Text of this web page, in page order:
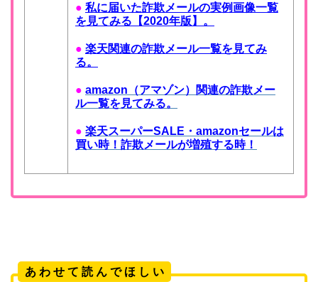
● 私に届いた詐欺メールの実例画像一覧
を見てみる【2020年版】。
● 楽天関連の詐欺メール一覧を見てみ
る。
● amazon（アマゾン）関連の詐欺メー
ル一覧を見てみる。
● 楽天スーパーSALE・amazonセールは
買い時！詐欺メールが増殖する時！
あ わ せ て 読 ん で ほ し い